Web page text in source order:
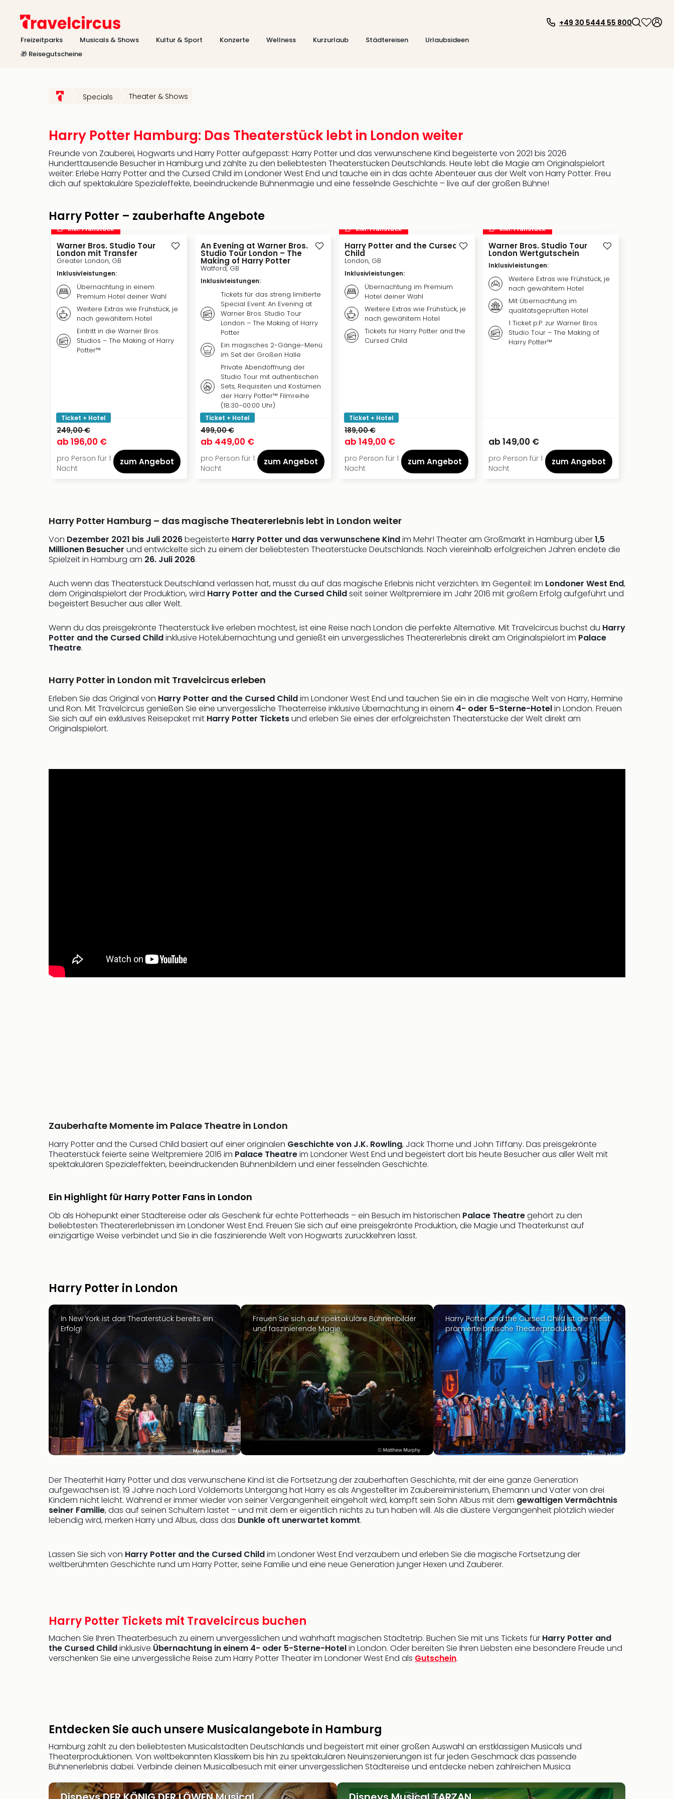
Freizeitparks Musicals & Shows Kultur & Sport Konzerte Wellness Kurzurlaub Städtereisen
Urlaubsideen
🎁 Reisegutscheine
+49 30 5444 55 800
Specials Theater & Shows
Harry Potter Hamburg: Das Theaterstück lebt in London weiter
Freunde von Zauberei, Hogwarts und Harry Potter aufgepasst: Harry Potter und das verwunschene Kind begeisterte von 2021 bis 2026
Hunderttausende Besucher in Hamburg und zählte zu den beliebtesten Theaterstücken Deutschlands. Heute lebt die Magie am Originalspielort
weiter: Erlebe Harry Potter and the Cursed Child im Londoner West End und tauche ein in das achte Abenteuer aus der Welt von Harry Potter. Freu
dich auf spektakuläre Spezialeffekte, beeindruckende Bühnenmagie und eine fesselnde Geschichte – live auf der großen Bühne!
Harry Potter – zauberhafte Angebote
inkl. Frühstück
Warner Bros. Studio Tour
London mit Transfer
Greater London, GB
Inklusivleistungen:
Übernachtung in einem
Premium Hotel deiner Wahl
Weitere Extras wie Frühstück, je
nach gewähltem Hotel
Eintritt in die Warner Bros.
Studios – The Making of Harry
Potter™
Ticket + Hotel
249,00 €
ab 196,00 €
pro Person für 1
Nacht
zum Angebot
An Evening at Warner Bros.
Studio Tour London – The
Making of Harry Potter
Watford, GB
Inklusivleistungen:
Tickets für das streng limitierte
Special Event: An Evening at
Warner Bros. Studio Tour
London – The Making of Harry
Potter
Ein magisches 2-Gänge-Menü
im Set der Großen Halle
Private Abendöffnung der
Studio Tour mit authentischen
Sets, Requisiten und Kostümen
der Harry Potter™ Filmreihe
(18:30–00:00 Uhr)
Ticket + Hotel
499,00 €
ab 449,00 €
pro Person für 1
Nacht
zum Angebot
inkl. Frühstück
Harry Potter and the Cursed
Child
London, GB
Inklusivleistungen:
Übernachtung im Premium
Hotel deiner Wahl
Weitere Extras wie Frühstück, je
nach gewähltem Hotel
Tickets für Harry Potter and the
Cursed Child
Ticket + Hotel
189,00 €
ab 149,00 €
pro Person für 1
Nacht
zum Angebot
inkl. Frühstück
Warner Bros. Studio Tour
London Wertgutschein
Inklusivleistungen:
Weitere Extras wie Frühstück, je
nach gewähltem Hotel
Mit Übernachtung im
qualitätsgeprüften Hotel
1 Ticket p.P. zur Warner Bros.
Studio Tour – The Making of
Harry Potter™
ab 149,00 €
pro Person für 1
Nacht
zum Angebot
Harry Potter Hamburg – das magische Theatererlebnis lebt in London weiter
Von Dezember 2021 bis Juli 2026begeisterte Harry Potter und das verwunschene Kindim Mehr! Theater am Großmarkt in Hamburg über1,5
Millionen Besucher und entwickelte sich zu einem der beliebtesten Theaterstücke Deutschlands. Nach viereinhalb erfolgreichen Jahren endete die
Spielzeit in Hamburg am 26. Juli 2026.
Auch wenn das Theaterstück Deutschland verlassen hat, musst du auf das magische Erlebnis nicht verzichten. Im Gegenteil: Im Londoner West End,
dem Originalspielort der Produktion, wird Harry Potter and the Cursed Childseit seiner Weltpremiere im Jahr 2016 mit großem Erfolg aufgeführt und
begeistert Besucher aus aller Welt.
Wenn du das preisgekrönte Theaterstück live erleben möchtest, ist eine Reise nach London die perfekte Alternative. Mit Travelcircus buchst du Harry
Potter and the Cursed Childinklusive Hotelübernachtung und genießt ein unvergessliches Theatererlebnis direkt am Originalspielort im Palace
Theatre.
Harry Potter in London mit Travelcircus erleben
Erleben Sie das Original von Harry Potter and the Cursed Childim Londoner West End und tauchen Sie ein in die magische Welt von Harry, Hermine
und Ron. Mit Travelcircus genießen Sie eine unvergessliche Theaterreise inklusive Übernachtung in einem 4- oder 5-Sterne-Hotelin London. Freuen
Sie sich auf ein exklusives Reisepaket mit Harry Potter Ticketsund erleben Sie eines der erfolgreichsten Theaterstücke der Welt direkt am
Originalspielort.
Zauberhafte Momente im Palace Theatre in London
Harry Potter and the Cursed Child basiert auf einer originalen Geschichte von J.K. Rowling, Jack Thorne und John Tiffany. Das preisgekrönte
Theaterstück feierte seine Weltpremiere 2016 im Palace Theatreim Londoner West End und begeistert dort bis heute Besucher aus aller Welt mit
spektakulären Spezialeffekten, beeindruckenden Bühnenbildern und einer fesselnden Geschichte.
Ein Highlight für Harry Potter Fans in London
Ob als Höhepunkt einer Städtereise oder als Geschenk für echte Potterheads – ein Besuch im historischen Palace Theatregehört zu den
beliebtesten Theatererlebnissen im Londoner West End. Freuen Sie sich auf eine preisgekrönte Produktion, die Magie und Theaterkunst auf
einzigartige Weise verbindet und Sie in die faszinierende Welt von Hogwarts zurückkehren lässt.
Harry Potter in London
In New York ist das Theaterstück bereits ein
Erfolg!
Freuen Sie sich auf spektakuläre Bühnenbilder
und faszinierende Magie
Harry Potter and the Cursed Child ist die meist
prämierte britische Theaterproduktion
Der Theaterhit Harry Potter und das verwunschene Kind ist die Fortsetzung der zauberhaften Geschichte, mit der eine ganze Generation
aufgewachsen ist. 19 Jahre nach Lord Voldemorts Untergang hat Harry es als Angestellter im Zaubereiministerium, Ehemann und Vater von drei
Kindern nicht leicht. Während er immer wieder von seiner Vergangenheit eingeholt wird, kämpft sein Sohn Albus mit dem gewaltigen Vermächtnis
seiner Familie, das auf seinen Schultern lastet – und mit dem er eigentlich nichts zu tun haben will. Als die düstere Vergangenheit plötzlich wieder
lebendig wird, merken Harry und Albus, dass das Dunkle oft unerwartet kommt.
Lassen Sie sich von Harry Potter and the Cursed Childim Londoner West End verzaubern und erleben Sie die magische Fortsetzung der
weltberühmten Geschichte rund um Harry Potter, seine Familie und eine neue Generation junger Hexen und Zauberer.
Harry Potter Tickets mit Travelcircus buchen
Machen Sie Ihren Theaterbesuch zu einem unvergesslichen und wahrhaft magischen Städtetrip. Buchen Sie mit uns Tickets für Harry Potter and
the Cursed Childinklusive Übernachtung in einem 4- oder 5-Sterne-Hotelin London. Oder bereiten Sie Ihren Liebsten eine besondere Freude und
verschenken Sie eine unvergessliche Reise zum Harry Potter Theater im Londoner West End als Gutschein.
Entdecken Sie auch unsere Musicalangebote in Hamburg
Hamburg zählt zu den beliebtesten Musicalstädten Deutschlands und begeistert mit einer großen Auswahl an erstklassigen Musicals und
Theaterproduktionen. Von weltbekannten Klassikern bis hin zu spektakulären Neuinszenierungen ist für jeden Geschmack das passende
Bühnenerlebnis dabei. Verbinde deinen Musicalbesuch mit einer unvergesslichen Städtereise und entdecke neben zahlreichen Musica